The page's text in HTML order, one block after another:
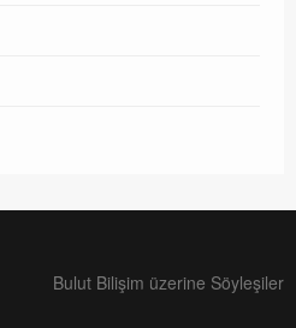
Bulut Bilişim üzerine Söyleşiler